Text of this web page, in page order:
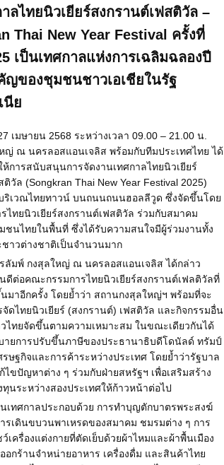
ลไทยนิวเยียร์สงกรานต์เฟสติวัล –
Thai New Year Festival ครั้งที่
เป็นเทศกาลแห่งการเฉลิมฉลองปี
ญของชุมชนชาวเอเชียในรัฐ
นีย
เมษายน 2568 ระหว่างเวลา 09.00 – 21.00 น.
ญ่ ณ นครลอสแอนเจลิส พร้อมกับทีมประเทศไทย ได้
ห้การสนับสนุนการจัดงานเทศกาลไทยนิวเยียร์
วัล (Songkran Thai New Year Festival 2025)
ริเวณไทยทาวน์ บนถนนถนนฮอลลีวูด ซึ่งจัดขึ้นโดย
ไทยนิวเยียร์สงกรานต์เฟสติวัล ร่วมกับสมาคม
ชนไทยในพื้นที่ ซึ่งได้รับความสนใจมีผู้ร่วมงานทั้ง
าวต่างชาติเป็นจำนวนมาก
ลัมพ์ กงสุลใหญ่ ณ นครลอสแอนเจลิส ได้กล่าว
ดีต่อคณะกรรมการไทยนิวเยียร์สงกรานต์เฟลติวัลที่
มาอีกครั้ง โดยย้ำว่า สถานกงสุลใหญ่ฯ พร้อมที่จะ
ดไทยนิวเยียร์ (สงกรานต์) เฟสติวัล และกิจกรรมอื่น
ไทยจัดขึ้นตามความเหมาะสม ในขณะเดียวกันได้
ายการปรับขึ้นภาษีของประธานาธิบดีโดนัลด์ ทรัมป์
รษฐกิจและการค้าระหว่างประเทศ โดยย้ำว่ารัฐบาล
ไขปัญหาต่าง ๆ ร่วมกับฝ่ายสหรัฐฯ เพื่อเสริมสร้าง
ทุนระหว่างสองประเทศให้ก้าวหน้าต่อไป
เทศกาลประกอบด้วย การทำบุญตักบาตรพระสงฆ์
รเดินขบวนพาเหรดของสมาคม ชมรมต่าง ๆ การ
เครื่องแต่งกายที่ตัดเย็บด้วยผ้าไหมและผ้าพื้นเมือง
อกร้านจำหน่ายอาหาร เครื่องดื่ม และสินค้าไทย